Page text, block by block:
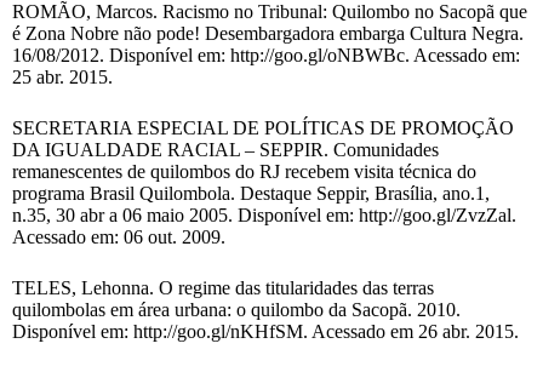
ROMÃO, Marcos. Racismo no Tribunal: Quilombo no Sacopã que
é Zona Nobre não pode! Desembargadora embarga Cultura Negra.
16/08/2012. Disponível em: http://goo.gl/oNBWBc. Acessado em:
25 abr. 2015.
SECRETARIA ESPECIAL DE POLÍTICAS DE PROMOÇÃO
DA IGUALDADE RACIAL – SEPPIR. Comunidades
remanescentes de quilombos do RJ recebem visita técnica do
programa Brasil Quilombola. Destaque Seppir, Brasília, ano.1,
n.35, 30 abr a 06 maio 2005. Disponível em: http://goo.gl/ZvzZal.
Acessado em: 06 out. 2009.
TELES, Lehonna. O regime das titularidades das terras
quilombolas em área urbana: o quilombo da Sacopã. 2010.
Disponível em: http://goo.gl/nKHfSM. Acessado em 26 abr. 2015.